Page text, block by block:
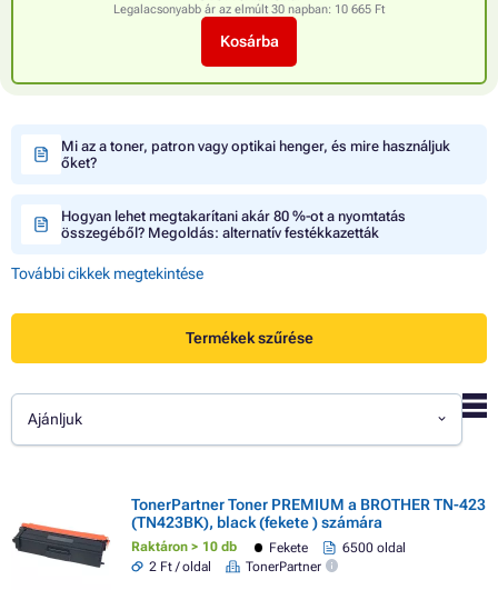
Legalacsonyabb ár az elmúlt 30 napban: 10 665 Ft
Kosárba
Mi az a toner, patron vagy optikai henger, és mire használjuk
őket?
Hogyan lehet megtakarítani akár 80 %-ot a nyomtatás
összegéből? Megoldás: alternatív festékkazetták
További cikkek megtekintése
Termékek szűrése
Ajánljuk
TonerPartner Toner PREMIUM a BROTHER TN-423
(TN423BK), black (fekete ) számára
Raktáron > 10 db Fekete
6500 oldal
2 Ft / oldal
TonerPartner